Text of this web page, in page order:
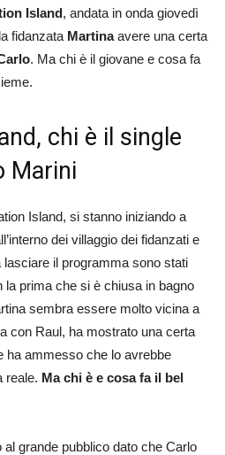
Island, andata in onda giovedì
fidanzata Martinaavere una certa
. Ma chi è il giovane e cosa fa
chi è il single
Marini
Island, si stanno iniziando a
dei villaggio dei fidanzati e
il programma sono stati
la prima che si è chiusa in bagno
sembra essere molto vicina a
con Raul, ha mostrato una certa
ha ammesso che lo avrebbe
reale. Ma chi è e cosa fa il bel
al grande pubblico dato che Carlo